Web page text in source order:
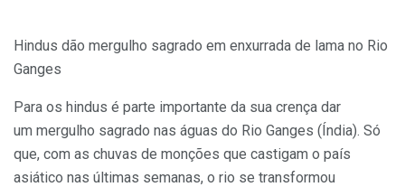
Hindus dão mergulho sagrado em enxurrada de lama no Rio
Ganges
Para os hindus é parte importante da sua crença dar
um mergulho sagrado nas águas do Rio Ganges (Índia). Só
que, com as chuvas de monções que castigam o país
asiático nas últimas semanas, o rio se transformou